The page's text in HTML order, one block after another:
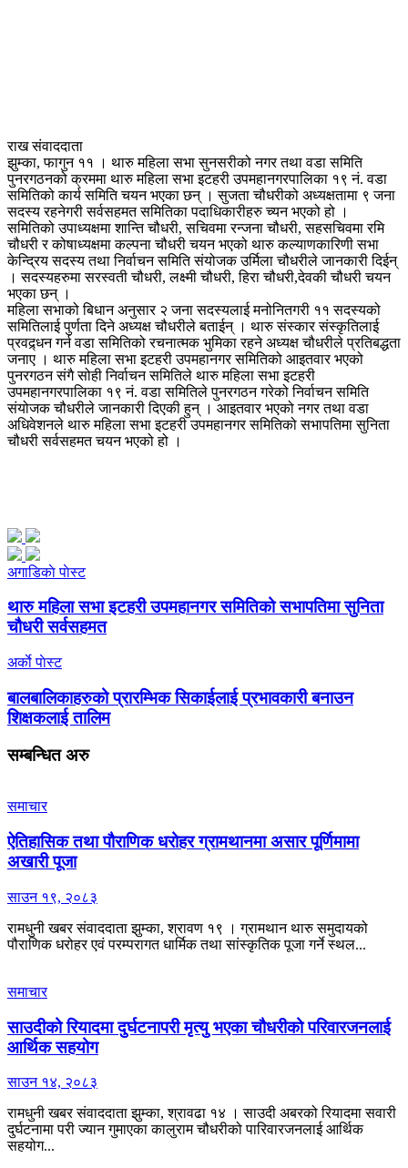
राख संवाददाता
झुम्का, फागुन ११ । थारु महिला सभा सुनसरीको नगर तथा वडा समिति
पुनरगठनको क्रममा थारु महिला सभा इटहरी उपमहानगरपालिका १९ नं. वडा
समितिको कार्य समिति चयन भएका छन् । सुजता चौधरीको अध्यक्षतामा ९ जना
सदस्य रहनेगरी सर्वसहमत समितिका पदाधिकारीहरु च्यन भएको हो ।
समितिको उपाध्यक्षमा शान्ति चौधरी, सचिवमा रन्जना चौधरी, सहसचिवमा रमि
चौधरी र कोषाध्यक्षमा कल्पना चौधरी चयन भएको थारु कल्याणकारिणी सभा
केन्द्रिय सदस्य तथा निर्वाचन समिति संयोजक उर्मिला चौधरीले जानकारी दिईन्
। सदस्यहरुमा सरस्वती चौधरी, लक्ष्मी चौधरी, हिरा चौधरी,देवकी चौधरी चयन
भएका छन् ।
महिला सभाको बिधान अनुसार २ जना सदस्यलाई मनोनितगरी ११ सदस्यको
समितिलाई पुर्णता दिने अध्यक्ष चौधरीले बताईन् । थारु संस्कार संस्कृतिलाई
प्रवद्र्धन गर्न वडा समितिको रचनात्मक भुमिका रहने अध्यक्ष चौधरीले प्रतिबद्धता
जनाए । थारु महिला सभा इटहरी उपमहानगर समितिको आइतवार भएको
पुनरगठन संगै सोही निर्वाचन समितिले थारु महिला सभा इटहरी
उपमहानगरपालिका १९ नं. वडा समितिले पुनरगठन गरेको निर्वाचन समिति
संयोजक चौधरीले जानकारी दिएकी हुन् । आइतवार भएको नगर तथा वडा
अधिवेशनले थारु महिला सभा इटहरी उपमहानगर समितिको सभापतिमा सुनिता
चौधरी सर्वसहमत चयन भएको हो ।
अगाडिकाे पाेस्ट
थारु महिला सभा इटहरी उपमहानगर समितिको सभापतिमा सुनिता
चौधरी सर्वसहमत
अर्काे पाेस्ट
बालबालिकाहरुको प्रारम्भिक सिकाईलाई प्रभावकारी बनाउन
शिक्षकलाई तालिम
सम्बन्धितअरु
समाचार
ऐतिहासिक तथा पौराणिक धरोहर ग्रामथानमा असार पूर्णिमामा
अखारी पूजा
साउन १९, २०८३
रामधुनी खबर संवाददाता झुम्का, श्रावण १९ । ग्रामथान थारु समुदायको
पौराणिक धरोहर एवं परम्परागत धार्मिक तथा सांस्कृतिक पूजा गर्ने स्थल...
समाचार
साउदीको रियादमा दुर्घटनापरी मृत्यु भएका चौधरीको परिवारजनलाई
आर्थिक सहयोग
साउन १४, २०८३
रामधुनी खबर संवाददाता झुम्का, श्रावढा १४ । साउदी अबरको रियादमा सवारी
दुर्घटनामा परी ज्यान गुमाएका कालुराम चौधरीको पारिवारजनलाई आर्थिक
सहयोग...